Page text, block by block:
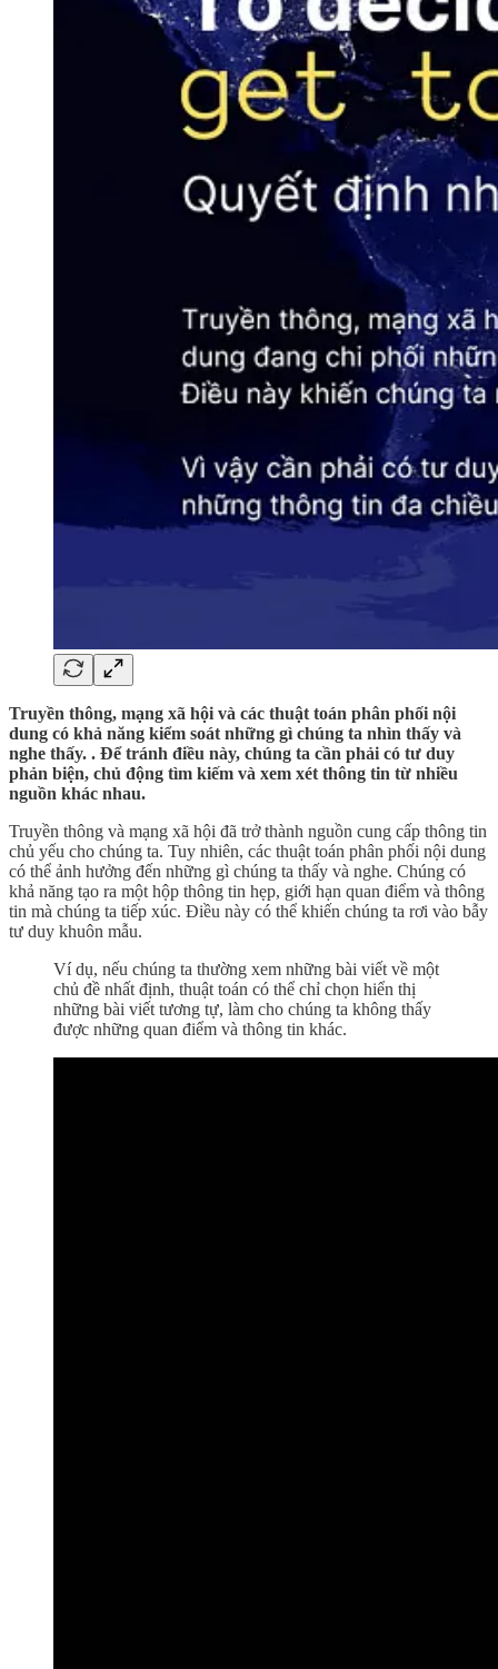
Truyền thông, mạng xã hội và các thuật toán phân phối nội
dung có khả năng kiểm soát những gì chúng ta nhìn thấy và
nghe thấy. . Để tránh điều này, chúng ta cần phải có tư duy
phản biện, chủ động tìm kiếm và xem xét thông tin từ nhiều
nguồn khác nhau.
Truyền thông và mạng xã hội đã trở thành nguồn cung cấp thông tin
chủ yếu cho chúng ta. Tuy nhiên, các thuật toán phân phối nội dung
có thể ảnh hưởng đến những gì chúng ta thấy và nghe. Chúng có
khả năng tạo ra một hộp thông tin hẹp, giới hạn quan điểm và thông
tin mà chúng ta tiếp xúc. Điều này có thể khiến chúng ta rơi vào bẫy
tư duy khuôn mẫu.
Ví dụ, nếu chúng ta thường xem những bài viết về một
chủ đề nhất định, thuật toán có thể chỉ chọn hiển thị
những bài viết tương tự, làm cho chúng ta không thấy
được những quan điểm và thông tin khác.